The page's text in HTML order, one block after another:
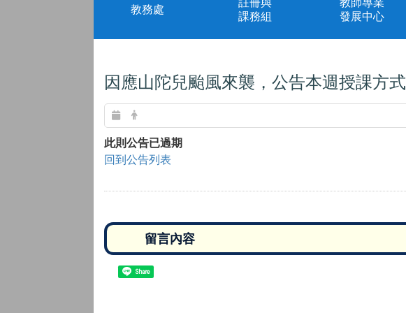
教務處
課務組
發展中心
因應山陀兒颱風來襲，公告本週授課方式
此則公告已過期
回到公告列表
Share